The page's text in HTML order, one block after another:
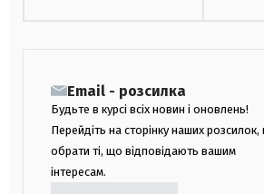
Email - розсилка
Будьте в курсі всіх новин і оновлень!
Перейдіть на сторінку наших
обрати ті, що відповідають вашим
інтересам.